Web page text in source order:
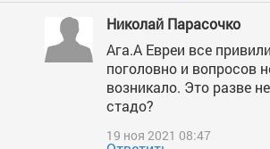
Николай Парасочко
Ага.А Евреи все
поголовно и вопросов
возникало. Это разве не
стадо?
19 ноя 2021 08:47